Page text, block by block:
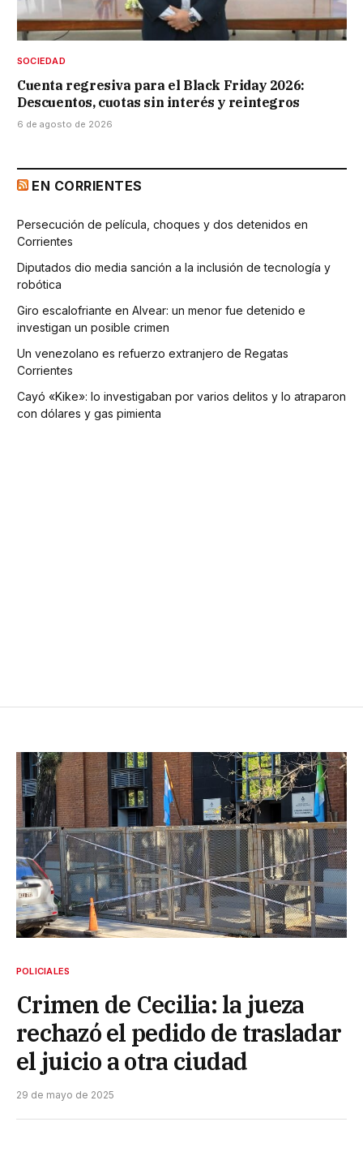
SOCIEDAD
Cuenta regresiva para el Black Friday 2026:
Descuentos, cuotas sin interés y reintegros
6 de agosto de 2026
EN CORRIENTES
Persecución de película, choques y dos detenidos en
Corrientes
Diputados dio media sanción a la inclusión de tecnología y
robótica
Giro escalofriante en Alvear: un menor fue detenido e
investigan un posible crimen
Un venezolano es refuerzo extranjero de Regatas
Corrientes
Cayó «Kike»: lo investigaban por varios delitos y lo atraparon
con dólares y gas pimienta
POLICIALES
Crimen de Cecilia: la jueza
rechazó el pedido de trasladar
el juicio a otra ciudad
29 de mayo de 2025